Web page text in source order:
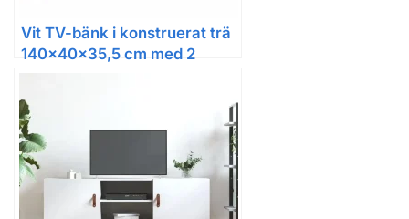
Vit TV-bänk i konstruerat trä
140x40x35,5 cm med 2